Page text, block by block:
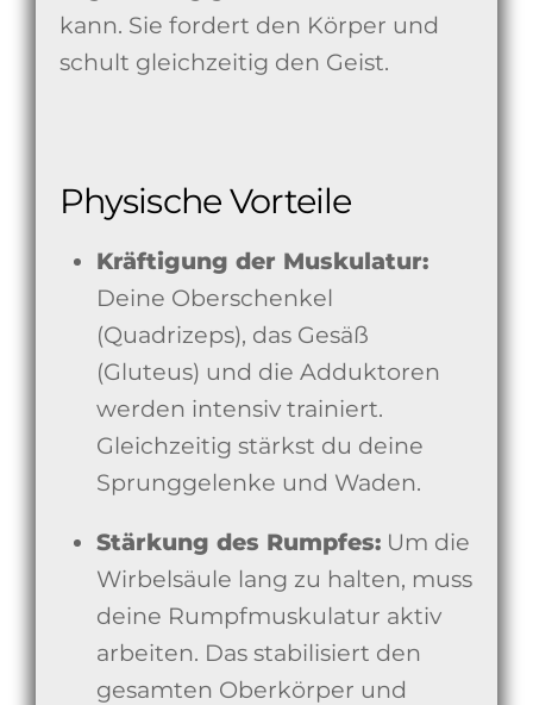
kann. Sie fordert den Körper und
schult gleichzeitig den Geist.
Physische Vorteile
Kräftigung der Muskulatur:
Deine Oberschenkel
(Quadrizeps), das Gesäß
(Gluteus) und die Adduktoren
werden intensiv trainiert.
Gleichzeitig stärkst du deine
Sprunggelenke und Waden.
Stärkung des Rumpfes:Um die
Wirbelsäule lang zu halten, muss
deine Rumpfmuskulatur aktiv
arbeiten. Das stabilisiert den
gesamten Oberkörper und